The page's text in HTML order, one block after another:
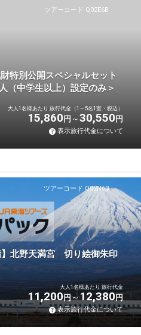
ツアーコード Q02E6B
特別公開スペシャルセット
中学生以上）設定のみ＞
大人1名様あたり 旅行代金（1～5名1室・税込）
15,860 円 30,550 円
表示旅行代金について
ツアーコード Q02N63
北野天満宮 切り絵御朱印
大人1名様あたり 旅行代金
11,200円 12,380円
表示旅行代金について